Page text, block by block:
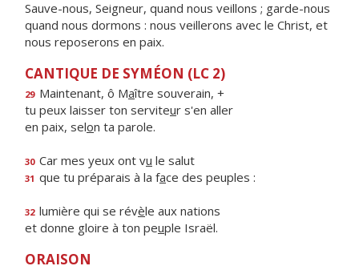
Sauve-nous, Seigneur, quand nous veillons ; garde-nous
quand nous dormons : nous veillerons avec le Christ, et
nous reposerons en paix.
CANTIQUE DE SYMÉON (LC 2)
29 Maintenant, ô Maître souverain, +
tu peux laisser ton serviteur s'en aller
en paix, selon ta parole.
30 Car mes yeux ont vu le salut
31 que tu préparais à la face des peuples :
32 lumière qui se révèle aux nations
et donne gloire à ton peuple Israël.
ORAISON